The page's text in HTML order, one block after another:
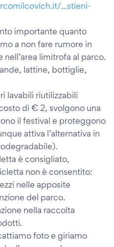
...stieni-
importante quanto
a non fare rumore in
limitrofa al parco.
lattine, bottiglie,
lavabili riutilizzabili
di € 2, svolgono una
il festival e proteggono
attiva l’alternativa in
è consigliato,
non è consentito:
nelle apposite
del parco.
nella raccolta
foto e giriamo